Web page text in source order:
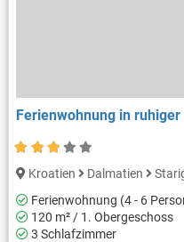
Ferienwohnung in
Kroatien Dalmatien
Ferienwohnung (4 - 6
120 m² / 1. Obergeschoss
3 Schlafzimmer